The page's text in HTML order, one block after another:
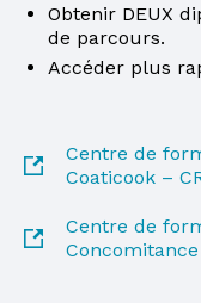
Obtenir DEUX
de parcours.
Accéder plus
Centre de
Coaticook –
Centre de
Concomitance